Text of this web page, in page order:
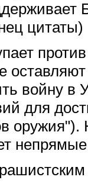
цитаты)
войну в
для